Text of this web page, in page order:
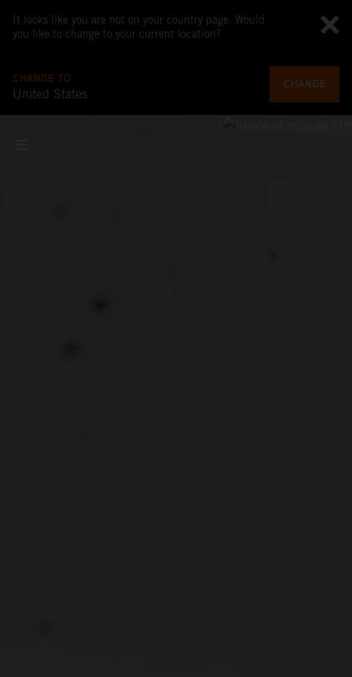
It looks like you are not on your country page. Would
you like to change to your current location?
CHANGE TO
United States
CHANGE